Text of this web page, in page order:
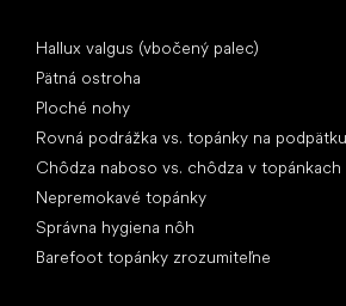
Hallux valgus (vbočený palec)
Pätná ostroha
Ploché nohy
Rovná podrážka vs. topánky na podpätku
Chôdza naboso vs. chôdza v topánkach
Nepremokavé topánky
Správna hygiena nôh
Barefoot topánky zrozumiteľne